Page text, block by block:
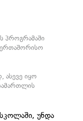
პროგრამაში
ასევე იყო
უნდა